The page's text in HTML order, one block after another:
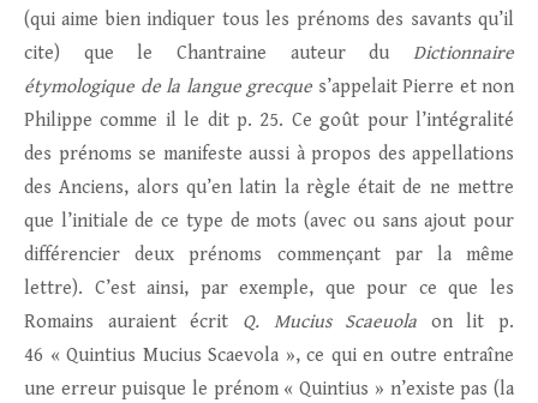
(qui aime bien indiquer tous les prénoms des savants qu’il
cite) que le Chantraine auteur du Dictionnaire
étymologique de la langue grecque s’appelait Pierre et non
Philippe comme il le dit p. 25. Ce goût pour l’intégralité
des prénoms se manifeste aussi à propos des appellations
des Anciens, alors qu’en latin la règle était de ne mettre
que l’initiale de ce type de mots (avec ou sans ajout pour
différencier deux prénoms commençant par la même
lettre). C’est ainsi, par exemple, que pour ce que les
Romains auraient écrit Q. Mucius Scaeuola on lit p.
46 « Quintius Mucius Scaevola », ce qui en outre entraîne
une erreur puisque le prénom « Quintius » n’existe pas (la